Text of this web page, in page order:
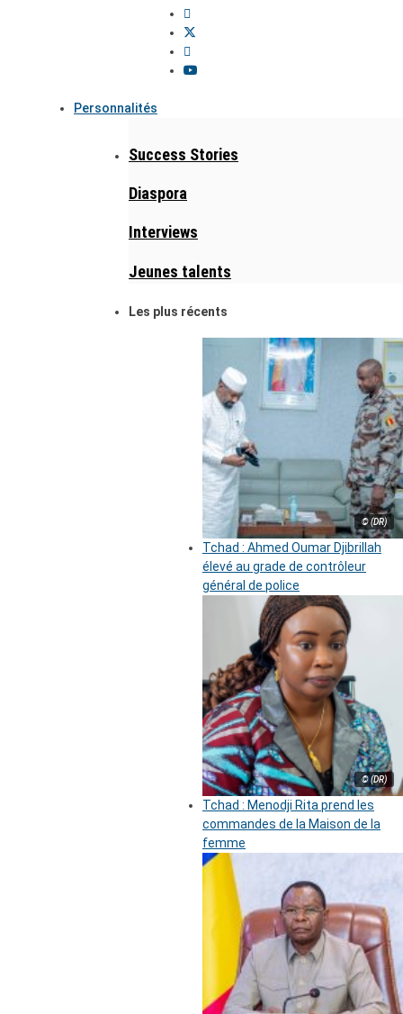
Personnalités
Success Stories
Diaspora
Interviews
Jeunes talents
Les plus récents
© (DR)
Tchad : Ahmed Oumar Djibrillah
élevé au grade de contrôleur
général de police
© (DR)
Tchad : Menodji Rita prend les
commandes de la Maison de la
femme